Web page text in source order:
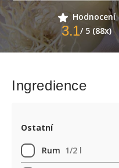
Hodnocení
3.1/ 5 (88x)
Ingredience
Ostatní
Rum 1/2 l